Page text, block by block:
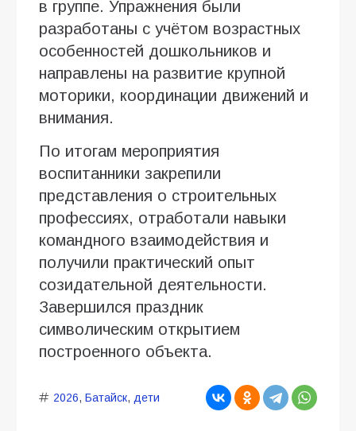
в группе. Упражнения были
разработаны с учётом возрастных
особенностей дошкольников и
направлены на развитие крупной
моторики, координации движений и
внимания.
По итогам мероприятия
воспитанники закрепили
представления о строительных
профессиях, отработали навыки
командного взаимодействия и
получили практический опыт
созидательной деятельности.
Завершился праздник
символическим открытием
построенного объекта.
2026, Батайск, дети